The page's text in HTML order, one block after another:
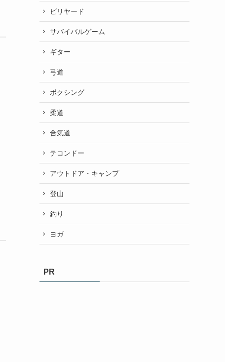
ビリヤード
サバイバルゲーム
ギター
弓道
ボクシング
柔道
合気道
テコンドー
アウトドア・キャンプ
登山
釣り
ヨガ
PR